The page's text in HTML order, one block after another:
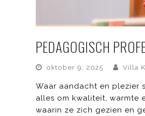
PEDAGOGISCH
oktober 9, 2025 Villa
Waar aandacht en plezier
alles om kwaliteit, warmte
waarin ze zich gezien en